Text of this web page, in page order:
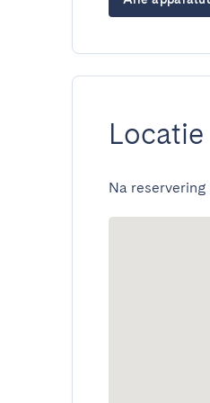
Locatie
Na